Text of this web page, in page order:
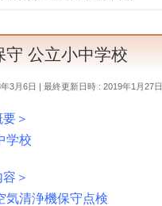
守 公立小中学校
3月6日 最終更新日時 : 2019年1月27日
＞
学校
＞
気清浄機保守点検